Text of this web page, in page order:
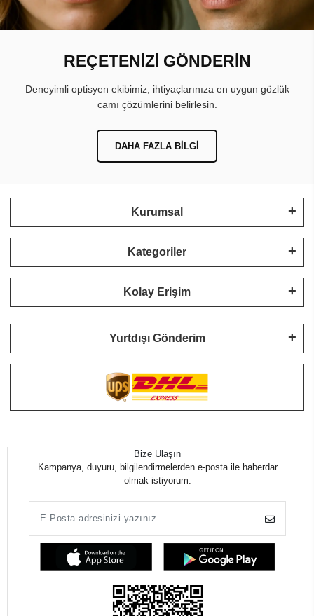
REÇETENİZİ GÖNDERİN
Deneyimli optisyen ekibimiz, ihtiyaçlarınıza en uygun gözlük
camı çözümlerini belirlesin.
DAHA FAZLA BILGI
Kurumsal
Kategoriler
Kolay Erişim
Yurtdışı Gönderim
Bize Ulaşın
Kampanya, duyuru, bilgilendirmelerden e-posta ile haberdar
olmak istiyorum.